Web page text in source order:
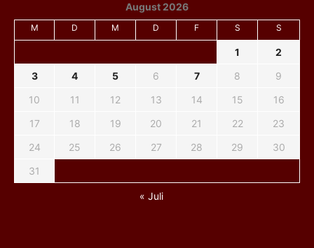
August 2026
M D M D F S S
1
2
3
4 5 6 7 8
9
10
11 12 13 14 15
16
17
18 19 20 21 22
23
24
25 26 27 28 29
30
31
« Juli